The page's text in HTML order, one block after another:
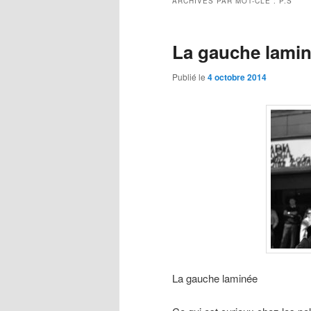
La gauche
Publié le 4 octobre 2014
La gauche laminée